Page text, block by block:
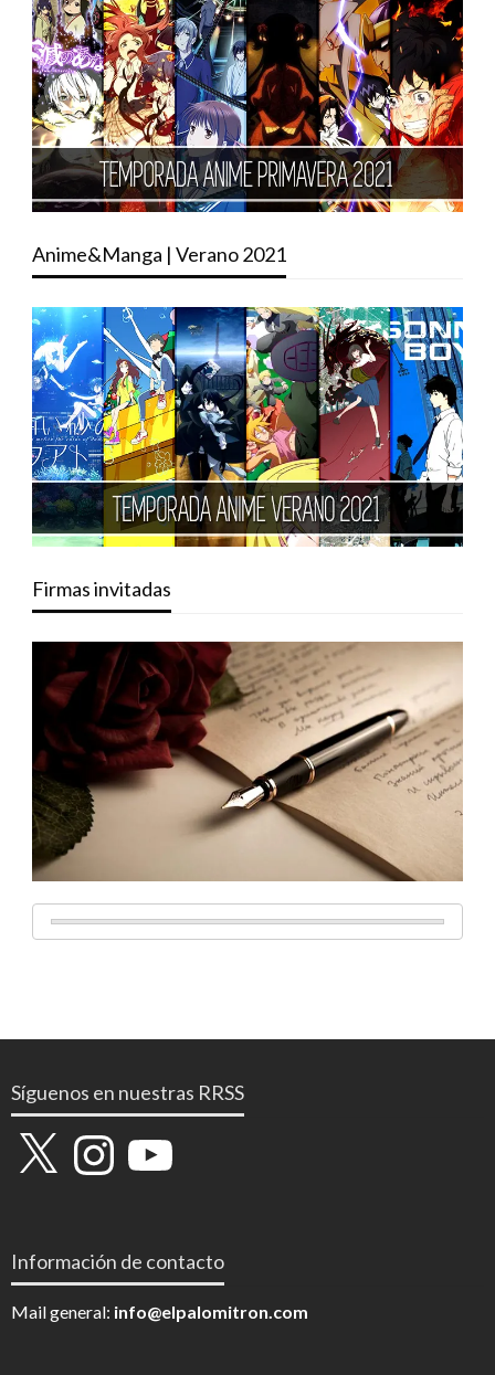
Anime&Manga | Verano 2021
Firmas invitadas
Síguenos en nuestras RRSS
X InstagramYouTube
Información de contacto
Mail general: info@elpalomitron.com